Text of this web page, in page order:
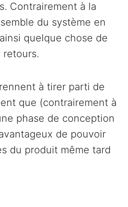
Contrairement à la
du système en
quelque chose de
retours.
à tirer parti de
que (contrairement à
phase de conception
de pouvoir
du produit même tard